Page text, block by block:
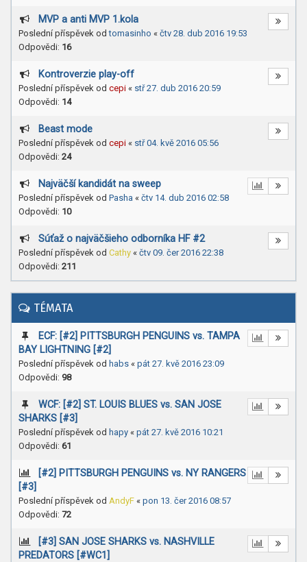
MVP a anti MVP 1.kola
Poslední příspěvek odtomasinho « čtv 28. dub 2016 19:53
Odpovědi: 16
Kontroverzie play-off
Poslední příspěvek od cepi « stř 27. dub 2016 20:59
Odpovědi: 14
Beast mode
Poslední příspěvek od cepi « stř 04. kvě 2016 05:56
Odpovědi: 24
Najväčší kandidát na sweep
Poslední příspěvek od Pasha « čtv 14. dub 2016 02:58
Odpovědi: 10
Súťaž o najväčšieho odborníka HF #2
Poslední příspěvek od Cathy « čtv 09. čer 2016 22:38
Odpovědi: 211
TÉMATA
ECF: [#2] PITTSBURGH PENGUINS vs. TAMPA
BAY LIGHTNING [#2]
Poslední příspěvek od habs « pát 27. kvě 2016 23:09
Odpovědi: 98
WCF: [#2] ST. LOUIS BLUES vs. SAN JOSE
SHARKS [#3]
Poslední příspěvek od hapy « pát 27. kvě 2016 10:21
Odpovědi: 61
[#2] PITTSBURGH PENGUINS vs. NY RANGERS
[#3]
Poslední příspěvek od AndyF « pon 13. čer 2016 08:57
Odpovědi: 72
[#3] SAN JOSE SHARKS vs. NASHVILLE
PREDATORS [#WC1]